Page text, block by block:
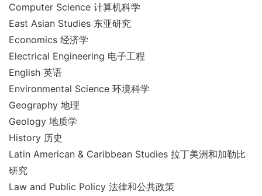
Computer Science 计算机科学
East Asian Studies 东亚研究
Economics 经济学
Electrical Engineering 电子工程
English 英语
Environmental Science 环境科学
Geography 地理
Geology 地质学
History 历史
Latin American & Caribbean Studies 拉丁美洲和加勒比
研究
Law and Public Policy 法律和公共政策